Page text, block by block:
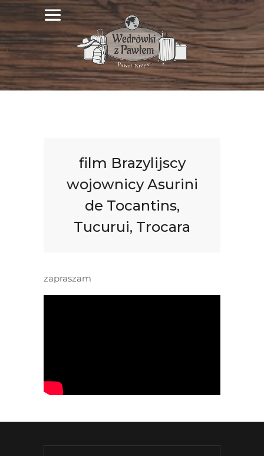
film Brazylijscy
wojownicy Asurini
de Tocantins,
Tucurui, Trocara
zapraszam